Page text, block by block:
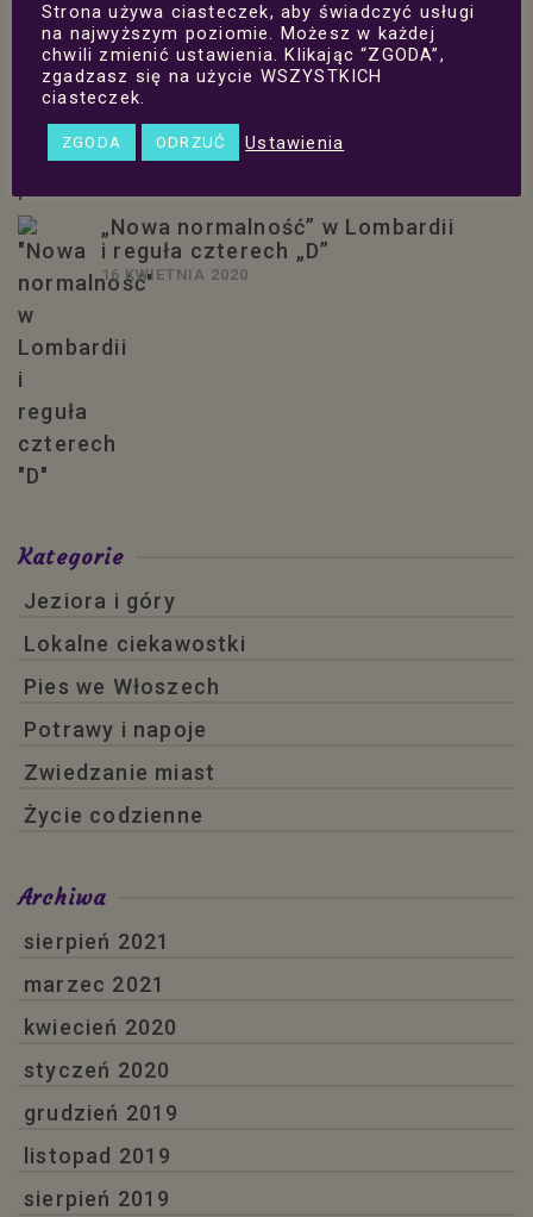
Przemieszczanie się – możliwości,
ograniczenia i wyjątki
18 MARCA 2021
Trzecie święta w pandemii
15 MARCA 2021
„Nowa normalność” w Lombardii
i reguła czterech „D”
16 KWIETNIA 2020
Kategorie
Jeziora i góry
Lokalne ciekawostki
Pies we Włoszech
Potrawy i napoje
Zwiedzanie miast
Życie codzienne
Archiwa
sierpień 2021
marzec 2021
kwiecień 2020
styczeń 2020
grudzień 2019
listopad 2019
sierpień 2019
Strona używa ciasteczek, aby świadczyć usługi
na najwyższym poziomie. Możesz w każdej
chwili zmienić ustawienia. Klikając “ZGODA”,
zgadzasz się na użycie WSZYSTKICH
ciasteczek.
ZGODA ODRZUĆ Ustawienia